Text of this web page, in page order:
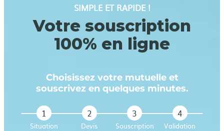
SIMPLE ET RAPIDE !
Votre souscription
100% en ligne
Choisissez votre mutuelle et
souscrivez en quelques minutes.
1
Situation
2
Devis
3
Souscription
4
Validation